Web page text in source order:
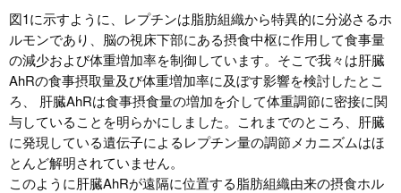
図1に示すように、レプチンは脂肪組織から特異的に分泌さるホ
ルモンであり、脳の視床下部にある摂食中枢に作用して食事量
の減少および体重増加率を制御しています。そこで我々は肝臓
AhRの食事摂取量及び体重増加率に及ぼす影響を検討したとこ
ろ、 肝臓AhRは食事摂食量の増加を介して体重調節に密接に関
与していることを明らかにしました。これまでのところ、肝臓
に発現している遺伝子によるレプチン量の調節メカニズムはほ
とんど解明されていません。
このように肝臓AhRが遠隔に位置する脂肪組織由来の摂食ホル